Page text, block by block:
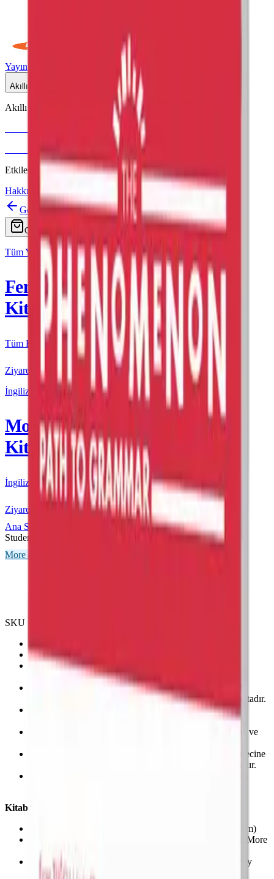
Yayınlar
Akıllı Tahta
Akıllı Tahta Uyumlu
Etkileşimli içerik · Video destekli anlatım · MEB uyumlu
Hakkımızda
Geri
Ara
Online Satış
Tüm Yayınlar
Fenomen
Kitap
Tüm Kurmay yayınları için resmi satış
Ziyaret Et
İngilizce
More & More
Kitap
İngilizce kaynakları için resmi satış
Ziyaret Et
Ana Sayfa
11. Sınıf
More & More 11
Student’s Book & Workbook
More & More
SKU ·
4 dil becerisine yönelik içeriklere sahiptir.
Her ünitenin kazanımlarına yönelik kelime listeleri
oluşturulmuştur.
Üniteler Vocabulary, Listening, Grammar, Reading and
Writing, Speaking ve Quiz Time bölümlerinden oluşmaktadır.
Özet konu anlatımları ve konularla ilgili açıklayıcı
Her ünite için özenle hazırlanmış kelime, gramer, okuma ve
Etkinlikler öğrencilerin ilgilerini çekerek dil öğrenim sürecine
pozitif yaklaşmalarını sağlayacak konulardan oluşmaktadır.
Kitabımızı zenginleştiren dijital destekleyici materyaller:
İnteraktif oyunlu akıllı tahta uygulaması (kurmayokul.com)
Ses dosyalarının bulunduğu mobil uygulama (More and More
Audio)
Telefon ve tabletler için akıllı tahta uygulamaları (Kurmay
Mobil Kütüphane)